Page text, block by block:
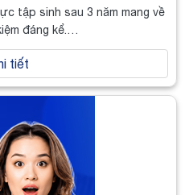
tập sinh sau 3 năm mang về
đáng kể.…
tiết